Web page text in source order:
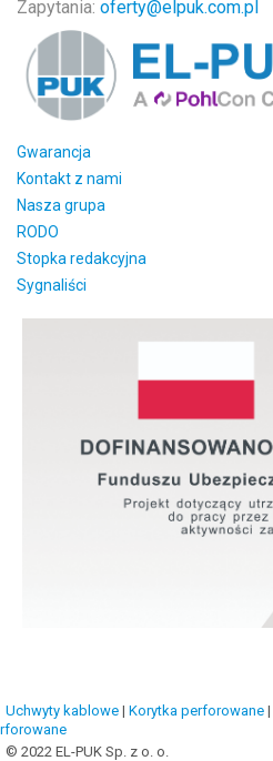
Zapytania: oferty@elpuk.com.pl
Gwarancja
Kontakt z nami
Nasza grupa
RODO
Stopka redakcyjna
Sygnaliści
Uchwyty kablowe | Korytka perforowane |
© 2022 EL-PUK Sp. z o. o.